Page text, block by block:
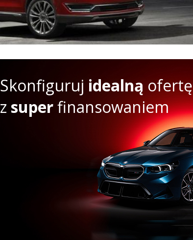
Skonfiguruj idealną ofertę
z superfinansowaniem